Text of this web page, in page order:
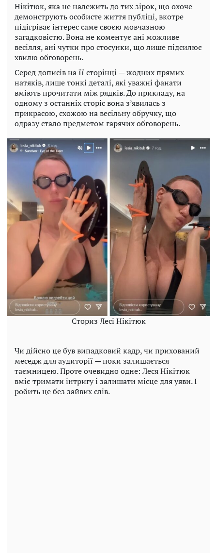
Нікітюк, яка не належить до тих зірок, що охоче
демонструють особисте життя публіці, вкотре
підігріває інтерес саме своєю мовчазною
загадковістю. Вона не коментує ані можливе
весілля, ані чутки про стосунки, що лише підсилює
хвилю обговорень.
Серед дописів на її сторінці — жодних прямих
натяків, лише тонкі деталі, які уважні фанати
вміють прочитати між рядків. До прикладу, на
одному з останніх сторіс вона з’явилась з
прикрасою, схожою на весільну обручку, що
одразу стало предметом гарячих обговорень.
Сториз Лесі Нікітюк
Чи дійсно це був випадковий кадр, чи прихований
меседж для аудиторії — поки залишається
таємницею. Проте очевидно одне: Леся Нікітюк
вміє тримати інтригу і залишати місце для уяви. І
робить це без зайвих слів.